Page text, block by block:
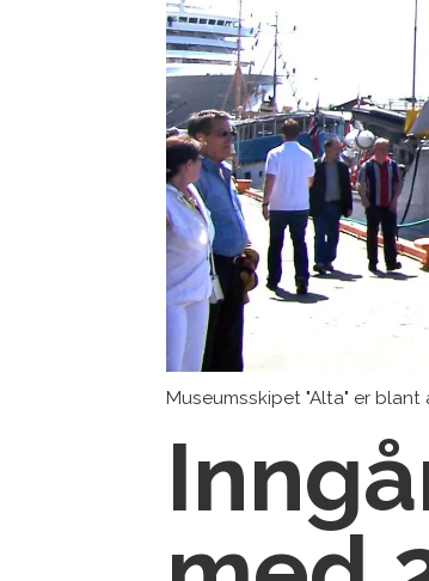
Museumsskipet "Alta" er